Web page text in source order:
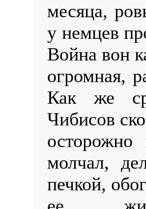
месяца,
у немцев
Война вон
огромная,
Как же
Чибисов
осторожно
молчал,
печкой,